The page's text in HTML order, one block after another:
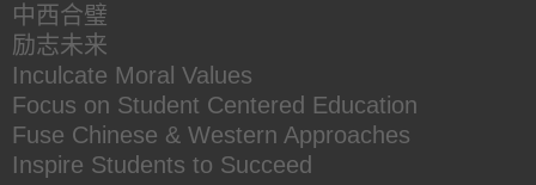
中西合璧
励志未来
Inculcate Moral Values
Focus on Student Centered Education
Fuse Chinese & Western Approaches
Inspire Students to Succeed